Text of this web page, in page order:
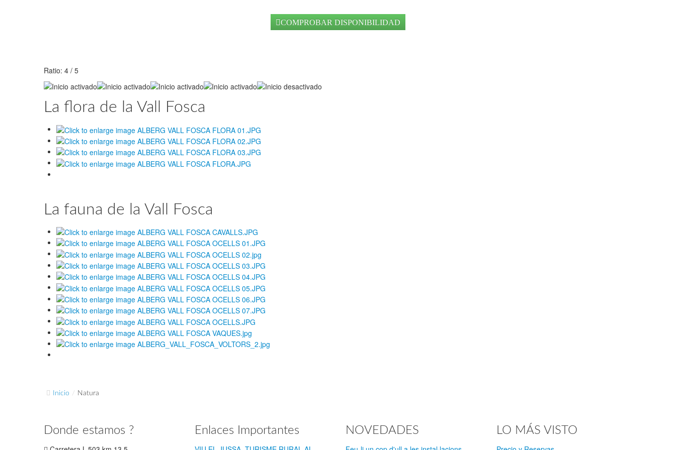
COMPROBAR DISPONIBILIDAD
Ratio: 4 / 5
La flora de la Vall Fosca
La fauna de la Vall Fosca
Inicio / Natura
Donde estamos ? Enlaces Importantes NOVEDADES LO MÁS VISTO